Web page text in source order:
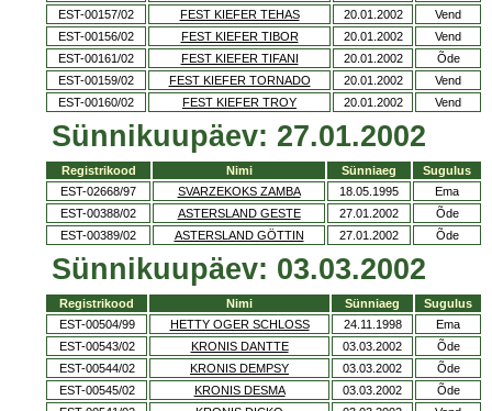
EST-00157/02
FEST KIEFER TEHAS 20.01.2002
Vend
EST-00156/02
FEST KIEFER TIBOR 20.01.2002
Vend
EST-00161/02
FEST KIEFER TIFANI 20.01.2002
Õde
EST-00159/02
FEST KIEFER TORNADO 20.01.2002
Vend
EST-00160/02
FEST KIEFER TROY 20.01.2002 Vend
Sünnikuupäev: 27.01.2002
Registrikood Nimi Sünniaeg
Sugulus
EST-02668/97
SVARZEKOKS ZAMBA 18.05.1995
Ema
EST-00388/02
ASTERSLAND GESTE 27.01.2002
Õde
EST-00389/02
ASTERSLAND GÖTTIN 27.01.2002 Õde
Sünnikuupäev: 03.03.2002
Registrikood Nimi Sünniaeg
Sugulus
EST-00504/99
HETTY OGER SCHLOSS 24.11.1998
Ema
EST-00543/02
KRONIS DANTTE 03.03.2002
Õde
EST-00544/02
KRONIS DEMPSY 03.03.2002
Õde
EST-00545/02
KRONIS DESMA 03.03.2002
Õde